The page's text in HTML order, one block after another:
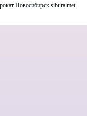
Новосибирск siburalmet